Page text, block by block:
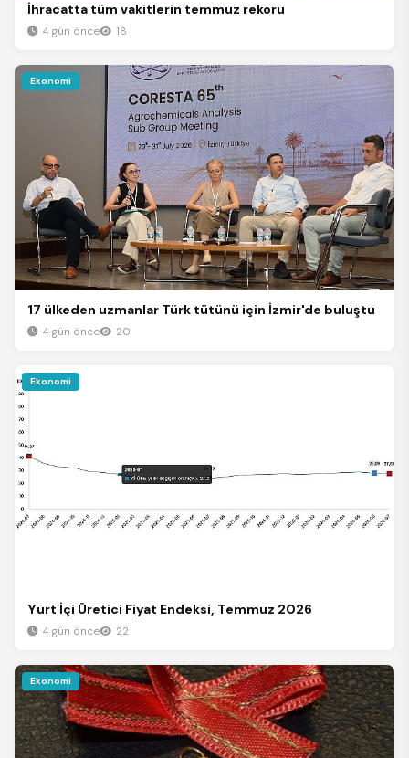
İhracatta tüm vakitlerin temmuz rekoru
4 gün önce 18
Ekonomi
17 ülkeden uzmanlar Türk tütünü için İzmir'de buluştu
4 gün önce 20
Ekonomi
Yurt İçi Üretici Fiyat Endeksi, Temmuz 2026
4 gün önce 22
Ekonomi